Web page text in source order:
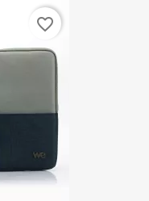
favorite_border